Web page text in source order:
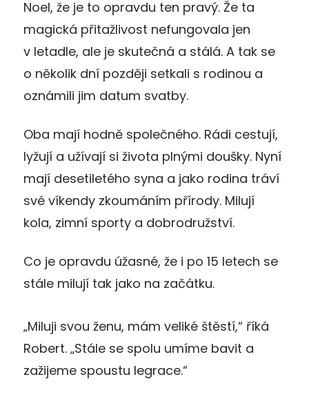
Noel, že je to opravdu ten pravý. Že ta
magická přitažlivost nefungovala jen
v letadle, ale je skutečná a stálá. A tak se
o několik dní později setkali s rodinou a
oznámili jim datum svatby.
Oba mají hodně společného. Rádi cestují,
lyžují a užívají si života plnými doušky. Nyní
mají desetiletého syna a jako rodina tráví
své víkendy zkoumáním přírody. Milují
kola, zimní sporty a dobrodružství.
Co je opravdu úžasné, že i po 15 letech se
stále milují tak jako na začátku.
„Miluji svou ženu, mám veliké štěstí,“ říká
Robert. „Stále se spolu umíme bavit a
zažijeme spoustu legrace.“